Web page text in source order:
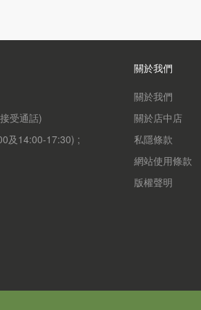
受通話)
及14:00-17:30) ;
關於我們
關於我們
關於店中店
私隱條款
網站使用條款
版權聲明